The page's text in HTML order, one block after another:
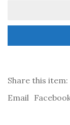
Pequeno
de
Sara
Share this item:
Email